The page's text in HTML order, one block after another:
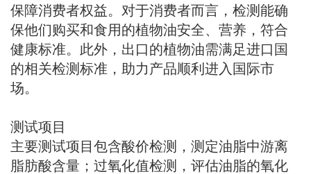
保障消费者权益。对于消费者而言，检测能确
保他们购买和食用的植物油安全、营养，符合
健康标准。此外，出口的植物油需满足进口国
的相关检测标准，助力产品顺利进入国际市
场。
测试项目
主要测试项目包含酸价检测，测定油脂中游离
脂肪酸含量；过氧化值检测，评估油脂的氧化